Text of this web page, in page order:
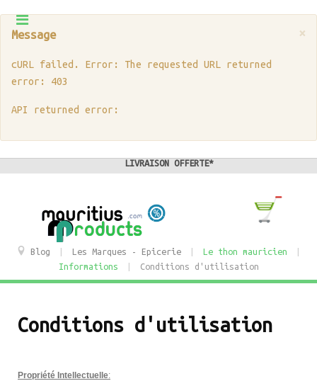
×
Message
cURL failed. Error: The requested URL returned
error: 403
API returned error:
LIVRAISON OFFERTE*
Blog Les Marques - Epicerie Le thon mauricien
Informations
Conditions d'utilisation
Conditions d'utilisation
Propriété Intellectuelle: